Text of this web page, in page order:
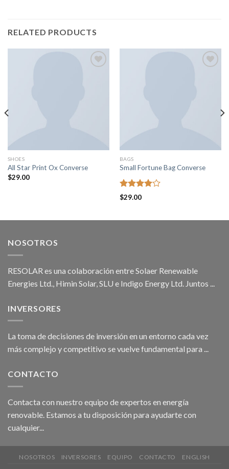
RELATED PRODUCTS
SHOES
All Star Print Ox Converse
$29.00
BAGS
Small Fortune Bag Converse
Rated
$29.00
NOSOTROS
RESOLAR es una colaboración entre Solaer Renewable
Energies Ltd., Himin Solar, SLU e Indigo Energy Ltd. Juntos ...
INVERSORES
La toma de decisiones de inversión en un entorno cada vez
más complejo y competitivo se vuelve fundamental para ...
CONTACTO
Contacta con nuestro equipo de expertos en energía
renovable. Estamos a tu disposición para ayudarte con
cualquier...
NOSOTROS INVERSORES EQUIPO CONTACTO ENGLISH